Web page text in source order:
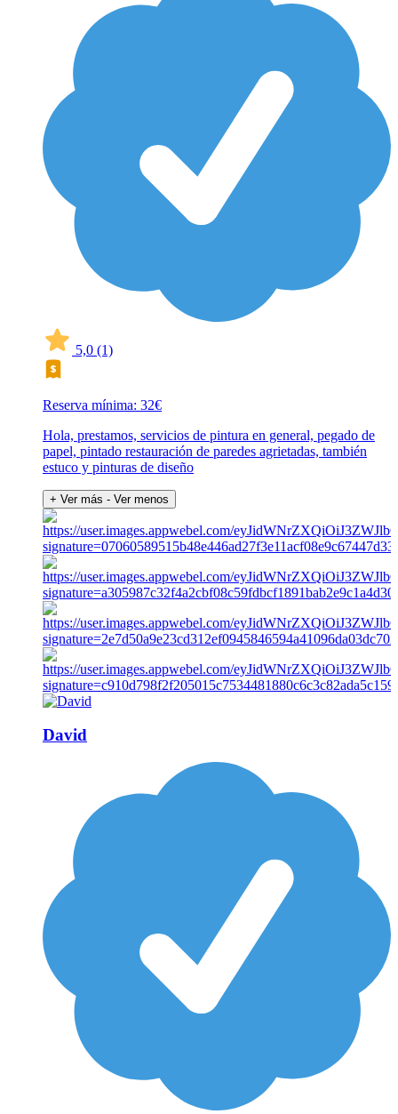
5,0 (1)
Reserva mínima: 32€
Hola, prestamos, servicios de pintura en general, pegado de
papel, pintado restauración de paredes agrietadas, también
estuco y pinturas de diseño
+ Ver más - Ver menos
David